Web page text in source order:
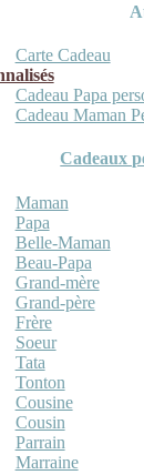
Carte Cadeau
Cadeau Papa
Cadeau Maman
Cadeaux
Maman
Papa
Belle-Maman
Beau-Papa
Grand-mère
Grand-père
Frère
Soeur
Tata
Tonton
Cousine
Cousin
Parrain
Marraine